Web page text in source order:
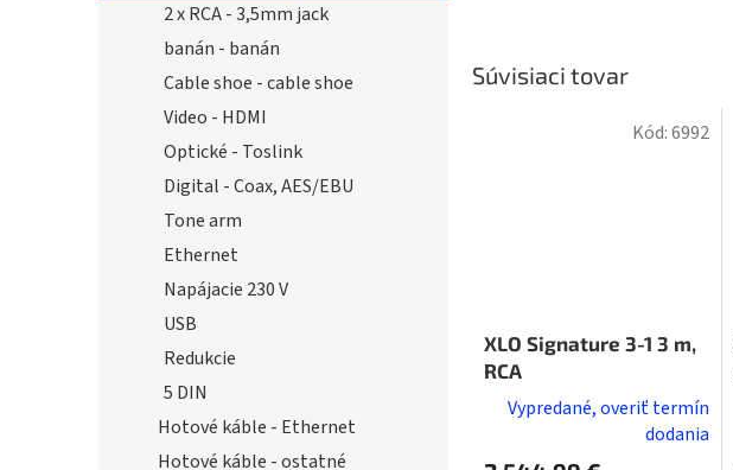
2 x RCA - 3,5mm jack
banán - banán
Cable shoe - cable shoe
Video - HDMI
Optické - Toslink
Digital - Coax, AES/EBU
Tone arm
Ethernet
Napájacie 230 V
USB
Redukcie
5 DIN
Hotové káble - Ethernet
Hotové káble - ostatné
Súvisiaci tovar
XLO Signature 3-1 3 m,
RCA
Vypredané, overiť termín
dodania
Kód:6992